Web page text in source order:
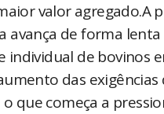
valor agregado.A
avança de forma lenta
individual de bovinos
das exigências
que começa a